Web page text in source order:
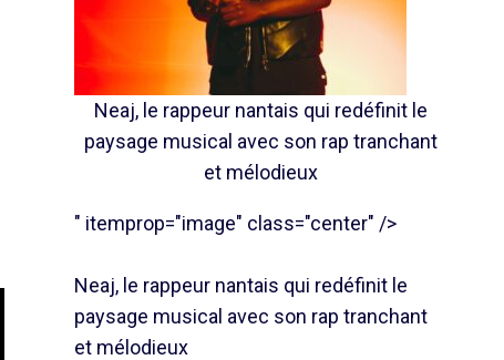
Neaj, le rappeur nantais qui redéfinit le
paysage musical avec son rap tranchant
et mélodieux
" itemprop="image" class="center" />
Neaj, le rappeur nantais qui redéfinit le
paysage musical avec son rap tranchant
et mélodieux